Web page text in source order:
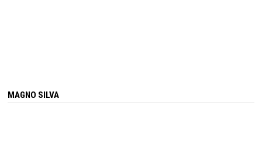
MAGNO SILVA